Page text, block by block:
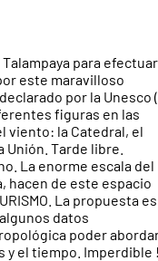
para efectuar
este maravilloso
por la Unesco (
figuras en las
viento: la Catedral, el
Unión. Tarde libre.
La enorme escala del
hacen de este espacio
La propuesta es
datos
poder
y el tiempo. Imperdible